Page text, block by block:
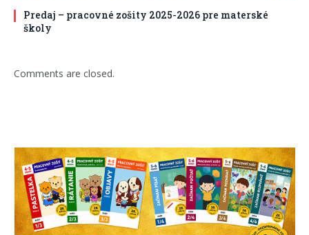
Predaj – pracovné zošity 2025-2026 pre materské
školy
Comments are closed.